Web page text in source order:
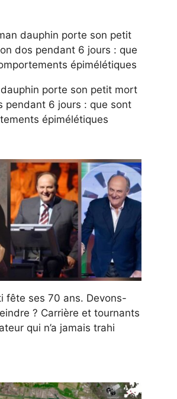
porte son petit mort
pendant 6 jours : que sont
épimélétiques
fête ses 70 ans. Devons-
? Carrière et tournants
qui n’a jamais trahi